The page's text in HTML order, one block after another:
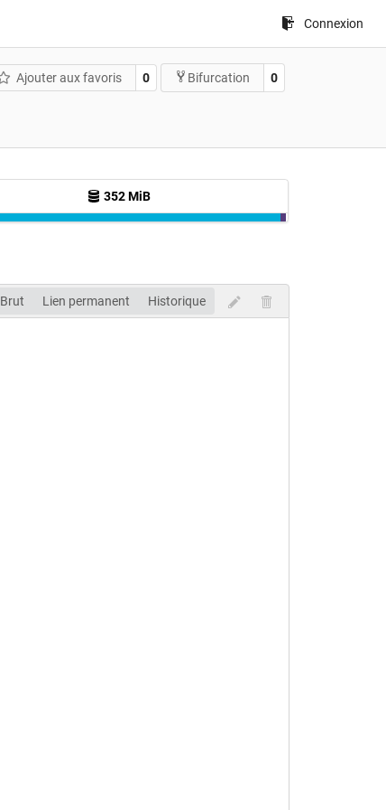
Connexion
Ajouter aux favoris 0 Bifurcation 0
352 MiB
Brut Lien permanent Historique